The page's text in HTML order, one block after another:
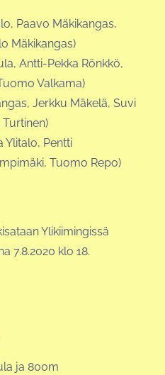
Paavo Mäkikangas,
Mäkikangas)
Antti-Pekka Rönkkö,
Valkama)
Jerkku Mäkelä, Suvi
Ylitalo, Pentti
Tuomo Repo)
Ylikiimingissä
7.8.2020 klo 18.
ja 800m